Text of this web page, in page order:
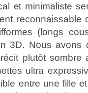
et minimaliste
(longs
3D. Nous avons
plutôt sombre
ultra
entre une fille